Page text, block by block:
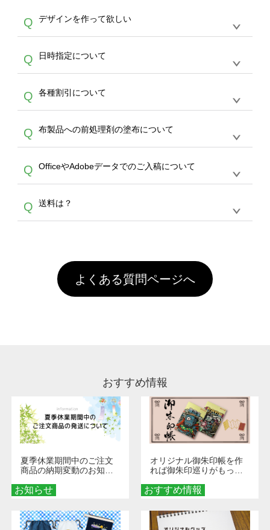
作する数量が多ければ多いほど、オンデマンド
サービスよりも低価格で製作することが可能で
す。
写真などもアップロード可能です。使用できな
い画像はエラーになります。（※ Illustratorか
らの直接入稿には対応していません。AIで保存
し、デザインツールからアップロードして下さ
い）
A
文のみ受け付けております。30個以上のご製
作をお考えの方は、サポートが担当するエコバ
スをご利用頂ければ、電話やFAX、メールなど
でご注文が可能です。
Q デザインを作って欲しい
A
を作って欲しい。などの場合は、製作数量が
30個以上であれば、サポート担当が、デザイ
バッグコンシェル
サー
ビスをご利用ください。(※ 30個以下の場合
は、デザインツールをご利用ください)
Q 日時指定について
A
ん。発送後18時以降に配送業者・伝票番号を
メールでお知らせいたしますので、直接配送業
者にご連絡いただき調整をお願い致します。
Q 各種割引について
A
カート内で自動的に割引(最大50%)が適用され
ます。 【付与ポイント】購入金額の1％が1ポ
イントとして付与され、次回ご注文時に1ポイ
ント＝1円としてお使いいただけます。ポイン
トは発送完了の翌日に付与され、次回ご注文時
からご利用頂けます。ポイントの有効期限は一
年間です。【会員ランク】過去10カ月のご注
文回数により会員ランク割引(最大5%)が適用
頂いても、ログインがされていなければ、ラン
クにカウントがされません。
Q 布製品への前処理剤の塗布について
A
意点（前処理剤）】カラー生地（Tシャツのホ
ワイト、トートバッグのナチュラル、ホワイト
といって、プリントを定着させるための処理剤
を塗布しており、短納期・低価格で商品をお届
害な性質で、水洗いで落とすことが可能です。
お手数ですが、お客様ご自身にて着用前に落と
していただけますようお願いいたします。※1
通常注文・直送機能でのご注文に関わらず、前
Q OfficeやAdobeデータでのご入稿について
A
ません。いずれのデータも該当デザインのみ画
像(JPEG,PNG,GIF,PDF)に変換、またはAdobe
Q 送料は？
引」などによるお値引きで4,000円未満になる
場合は送料がかかりますので、ご注意くださ
い。
よくある質問ページへ
おすすめ情報
お知らせ
夏季休業期間中のご注文
商品の納期変動のお知ら
おすすめ情報
オリジナル御朱印帳を作
れば御朱印巡りがもっと
ダーメイドする魅力と選
び方